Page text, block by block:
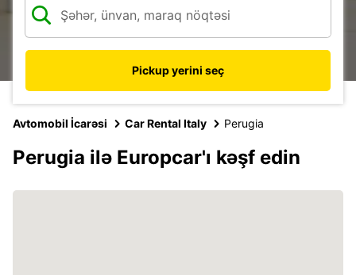
Pickup yerini seç
Avtomobil İcarəsi Car Rental Italy Perugia
Perugia ilə Europcar'ı kəşf edin